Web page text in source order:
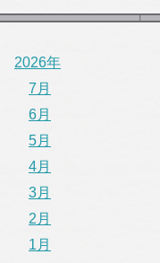
2026年
7月
6月
5月
4月
3月
2月
1月